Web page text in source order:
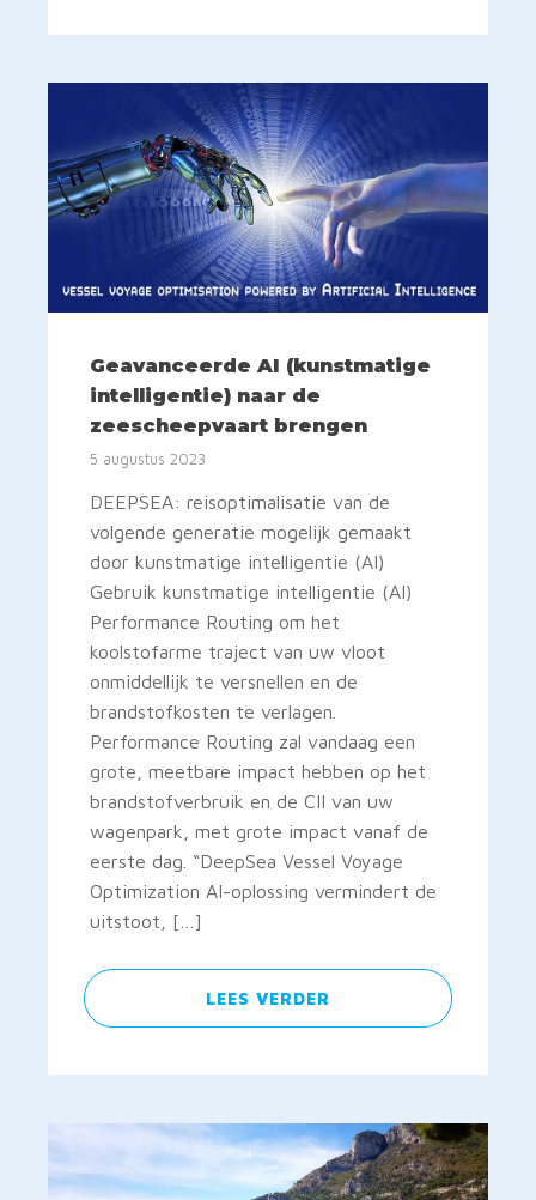
Geavanceerde AI (kunstmatige
intelligentie) naar de
zeescheepvaart brengen
5 augustus 2023
DEEPSEA: reisoptimalisatie van de
volgende generatie mogelijk gemaakt
door kunstmatige intelligentie (AI)
Gebruik kunstmatige intelligentie (AI)
Performance Routing om het
koolstofarme traject van uw vloot
onmiddellijk te versnellen en de
brandstofkosten te verlagen.
Performance Routing zal vandaag een
grote, meetbare impact hebben op het
brandstofverbruik en de CII van uw
wagenpark, met grote impact vanaf de
eerste dag. “DeepSea Vessel Voyage
Optimization AI-oplossing vermindert de
uitstoot, […]
LEES VERDER